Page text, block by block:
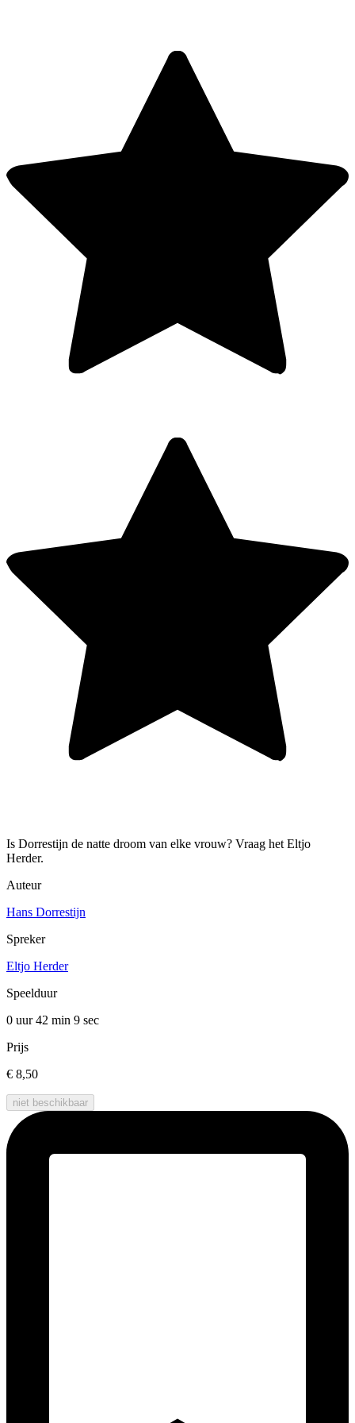
Is Dorrestijn de natte droom van elke vrouw? Vraag het Eltjo
Herder.
Auteur
Hans Dorrestijn
Spreker
Eltjo Herder
Speelduur
0 uur 42 min 9 sec
Prijs
€ 8,50
niet beschikbaar